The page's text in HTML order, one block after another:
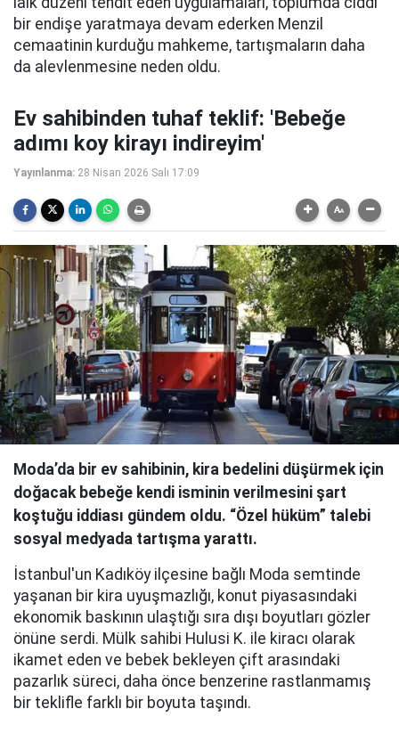
bir endişe yaratmaya devam ederken Menzil
cemaatinin kurduğu mahkeme, tartışmaların daha
da alevlenmesine neden oldu.
Ev sahibinden tuhaf teklif: 'Bebeğe
adımı koy kirayı indireyim'
Yayınlanma: 28 Nisan 2026 Salı 17:09
Moda’da bir ev sahibinin, kira bedelini düşürmek için
doğacak bebeğe kendi isminin verilmesini şart
koştuğu iddiası gündem oldu. “Özel hüküm” talebi
sosyal medyada tartışma yarattı.
İstanbul'un Kadıköy ilçesine bağlı Moda semtinde
yaşanan bir kira uyuşmazlığı, konut piyasasındaki
ekonomik baskının ulaştığı sıra dışı boyutları gözler
önüne serdi. Mülk sahibi Hulusi K. ile kiracı olarak
ikamet eden ve bebek bekleyen çift arasındaki
pazarlık süreci, daha önce benzerine rastlanmamış
bir teklifle farklı bir boyuta taşındı.